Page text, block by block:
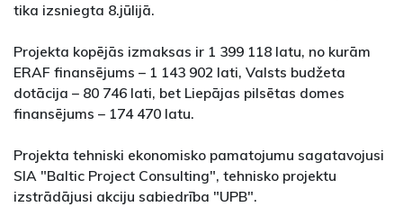
tika izsniegta 8.jūlijā.
Projekta kopējās izmaksas ir 1 399 118 latu, no kurām
ERAF finansējums – 1 143 902 lati, Valsts budžeta
dotācija – 80 746 lati, bet Liepājas pilsētas domes
finansējums – 174 470 latu.
Projekta tehniski ekonomisko pamatojumu sagatavojusi
SIA "Baltic Project Consulting", tehnisko projektu
izstrādājusi akciju sabiedrība "UPB".